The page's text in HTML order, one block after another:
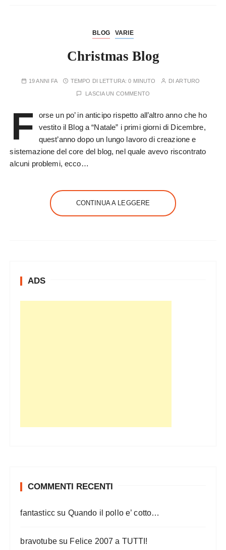
BLOG VARIE
Christmas Blog
19 ANNI FA TEMPO DI LETTURA:0 MINUTO DIARTURO
LASCIA UN COMMENTO
F
orse un po’ in anticipo rispetto all’altro anno che ho
vestito il Blog a “Natale” i primi giorni di Dicembre,
quest’anno dopo un lungo lavoro di creazione e
sistemazione del core del blog, nel quale avevo riscontrato
alcuni problemi, ecco…
CONTINUA A LEGGERE
ADS
COMMENTI RECENTI
fantasticc su Quando il pollo e’ cotto…
bravotubesu Felice 2007 a TUTTI!